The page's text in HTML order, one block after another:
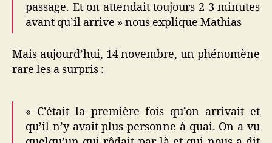
passage. Et on attendait toujours 2-3 minutes
avant qu’il arrive » nous explique Mathias
Mais aujourd’hui, 14 novembre, un phénomène
rare les a surpris :
« C’était la première fois qu’on arrivait et
qu’il n’y avait plus personne à quai. On a vu